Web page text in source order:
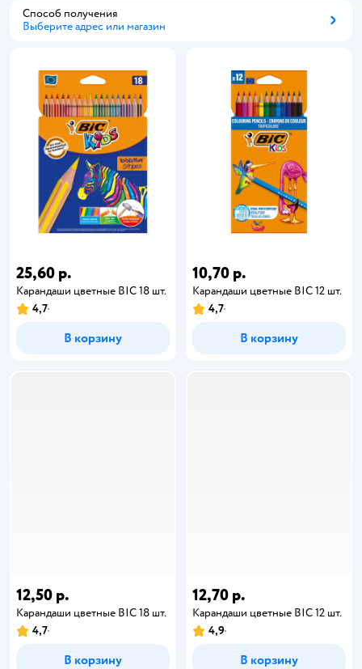
Способ получения
Выберите адрес или магазин
25,60 р.
Карандаши цветные BIC 18 шт.
4,7
В корзину
10,70 р.
Карандаши цветные BIC 12 шт.
4,7
В корзину
12,50 р.
Карандаши цветные BIC 18 шт.
4,7
В корзину
12,70 р.
Карандаши цветные BIC 12 шт.
4,9
В корзину